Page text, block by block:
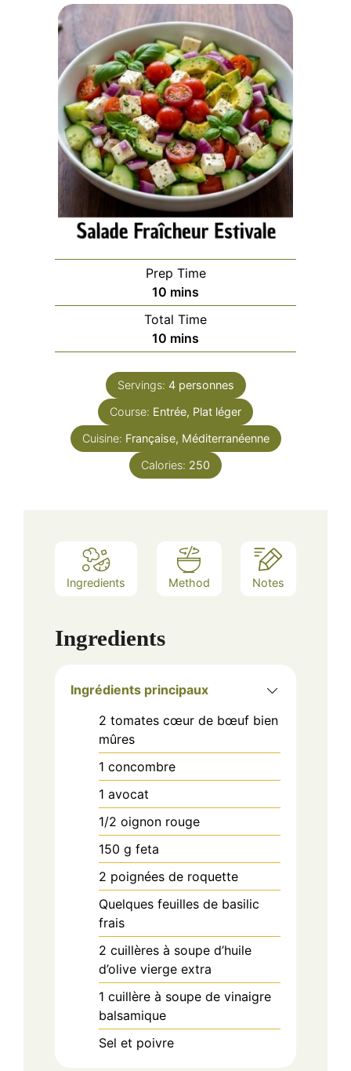
Prep Time
10 minutes
mins
Total Time
10 minutes
mins
Servings: 4 personnes
Course: Entrée, Plat léger
Cuisine: Française, Méditerranéenne
Calories: 250
Ingredients Method Notes
Ingredients
Ingrédients principaux
2 tomates cœur de bœuf bien
mûres
1 concombre
1 avocat
1/2 oignon rouge
150 g feta
2 poignées de roquette
Quelques feuilles de basilic
frais
2 cuillères à soupe d’huile
d’olive vierge extra
1 cuillère à soupe de vinaigre
balsamique
Sel et poivre